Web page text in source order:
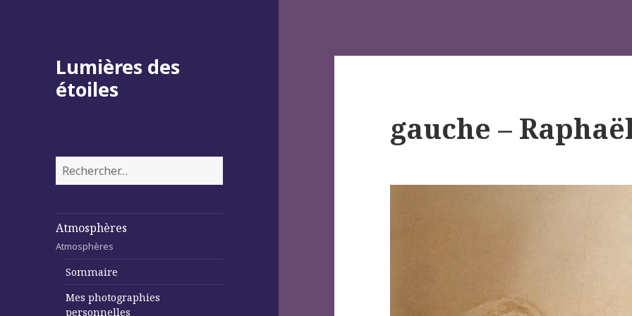
Lumières des
étoiles
Rechercher :
Atmosphères
Atmosphères
Sommaire
Mes photographies
personnelles
gauche –